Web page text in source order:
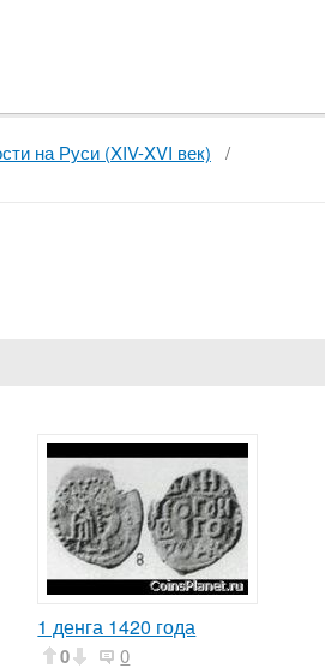
на Руси (XIV-XVI век)
1 денга 1420 года
0 0